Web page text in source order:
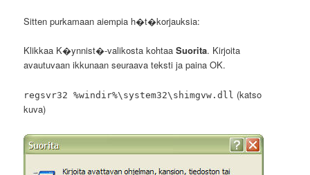
Sitten purkamaan aiempia h�t�korjauksia:
Klikkaa K�ynnist�-valikosta kohtaaSuorita. Kirjoita
avautuvaan ikkunaan seuraava teksti ja paina OK.
regsvr32 %windir%\system32\shimgvw.dll (katso
kuva)